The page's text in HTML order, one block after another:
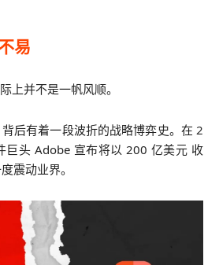
易
上并不是一帆风顺。
后有着一段波折的战略博弈史。在 2
巨头 Adobe 宣布将以 200 亿美元 收
震动业界。